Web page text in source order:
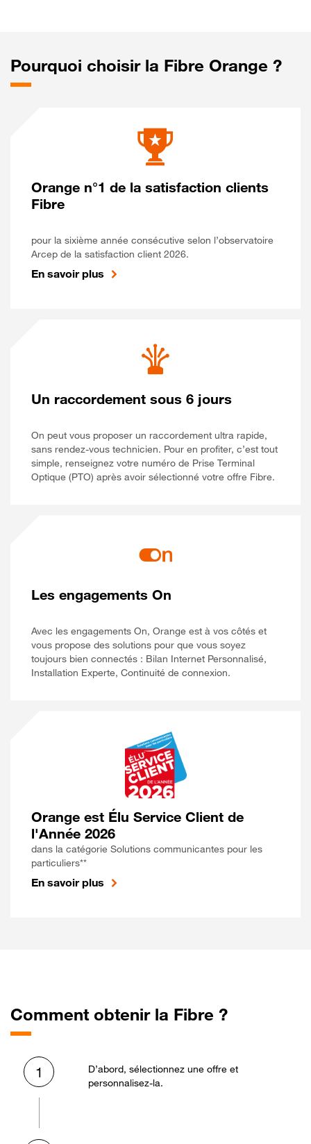
Pourquoi choisir la Fibre Orange ?
Orange n°1 de la satisfaction clients
Fibre
pour la sixième année consécutive selon l’observatoire
Arcep de la satisfaction client 2026.
En savoir plus
Un raccordement sous 6 jours
On peut vous proposer un raccordement ultra rapide,
sans rendez-vous technicien. Pour en profiter, c’est tout
simple, renseignez votre numéro de Prise Terminal
Optique (PTO) après avoir sélectionné votre offre Fibre.
Les engagements On
Avec les engagements On, Orange est à vos côtés et
vous propose des solutions pour que vous soyez
toujours bien connectés : Bilan Internet Personnalisé,
Installation Experte, Continuité de connexion.
Orange est Élu Service Client de
l'Année 2026
dans la catégorie Solutions communicantes pour les
particuliers**
En savoir plus
Comment obtenir la Fibre ?
1
D’abord, sélectionnez une offre et
personnalisez-la.